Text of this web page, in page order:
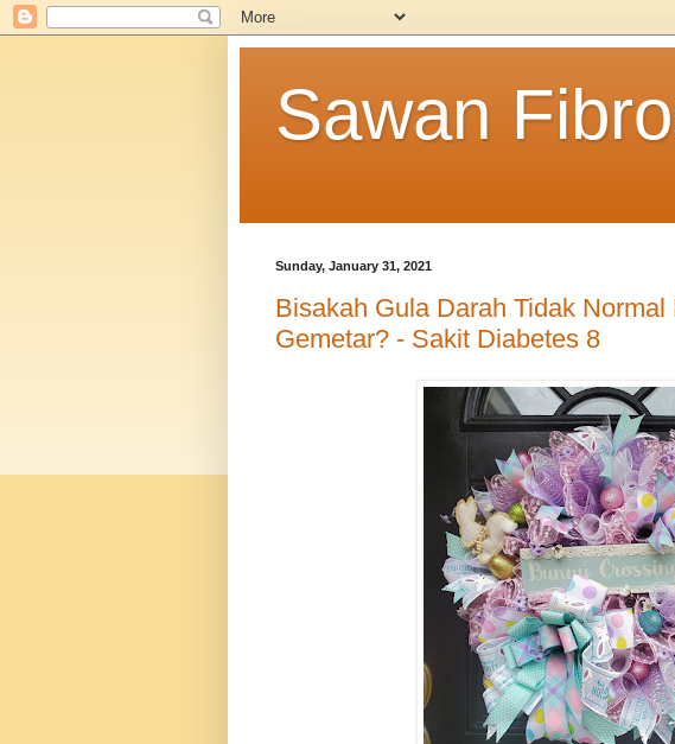
Sawan
Sunday, January 31, 2021
Bisakah Gula Darah Tidak
Gemetar? - Sakit Diabetes 8